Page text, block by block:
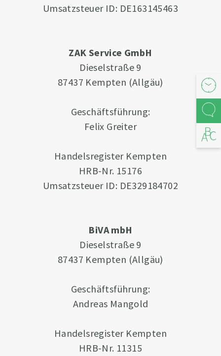
Umsatzsteuer ID: DE163145463
ZAK Service GmbH
Dieselstraße 9
87437 Kempten (Allgäu)
Geschäftsführung:
Felix Greiter
Handelsregister Kempten
HRB-Nr. 15176
Umsatzsteuer ID: DE329184702
BiVA mbH
Dieselstraße 9
87437 Kempten (Allgäu)
Geschäftsführung:
Andreas Mangold
Handelsregister Kempten
HRB-Nr. 11315